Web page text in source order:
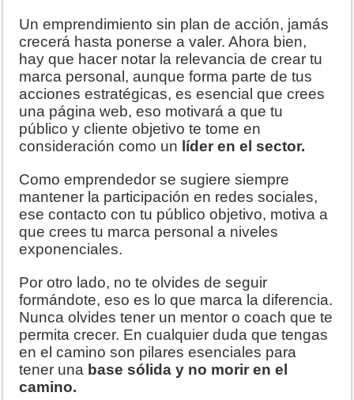
Un emprendimiento sin plan de acción, jamás
crecerá hasta ponerse a valer. Ahora bien,
hay que hacer notar la relevancia de crear tu
marca personal, aunque forma parte de tus
acciones estratégicas, es esencial que crees
una página web, eso motivará a que tu
público y cliente objetivo te tome en
consideración como un líder en el sector.
Como emprendedor se sugiere siempre
mantener la participación en redes sociales,
ese contacto con tu público objetivo, motiva a
que crees tu marca personal a niveles
exponenciales.
Por otro lado, no te olvides de seguir
formándote, eso es lo que marca la diferencia.
Nunca olvides tener un mentor o coach que te
permita crecer. En cualquier duda que tengas
en el camino son pilares esenciales para
tener una base sólida y no morir en el
camino.